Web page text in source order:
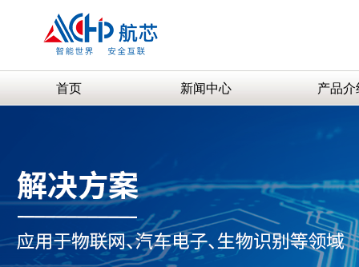
首页 新闻中心 产品介